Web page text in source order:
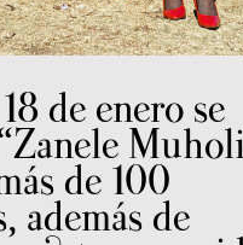
de enero se
de 100
además de